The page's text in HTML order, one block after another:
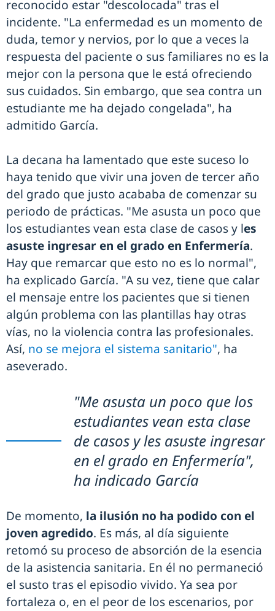
reconocido estar "descolocada" tras el
incidente. "La enfermedad es un momento de
duda, temor y nervios, por lo que a veces la
respuesta del paciente o sus familiares no es la
mejor con la persona que le está ofreciendo
sus cuidados. Sin embargo, que sea contra un
estudiante me ha dejado congelada", ha
admitido García.
La decana ha lamentado que este suceso lo
haya tenido que vivir una joven de tercer año
del grado que justo acababa de comenzar su
periodo de prácticas. "Me asusta un poco que
los estudiantes vean esta clase de casos y les
asuste ingresar en el grado en Enfermería.
Hay que remarcar que esto no es lo normal",
ha explicado García. "A su vez, tiene que calar
el mensaje entre los pacientes que si tienen
algún problema con las plantillas hay otras
vías, no la violencia contra las profesionales.
Así, no se mejora el sistema sanitario", ha
aseverado.
"Me asusta un poco que los
estudiantes vean esta clase
de casos y les asuste ingresar
en el grado en Enfermería",
ha indicado García
De momento, la ilusión no ha podido con el
joven agredido. Es más, al día siguiente
retomó su proceso de absorción de la esencia
de la asistencia sanitaria. En él no permaneció
el susto tras el episodio vivido. Ya sea por
fortaleza o, en el peor de los escenarios, por